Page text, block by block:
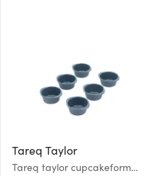
Tareq Taylor
Tareq taylor cupcakeform